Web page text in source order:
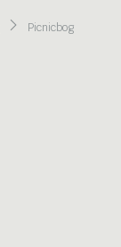
Picnicbog